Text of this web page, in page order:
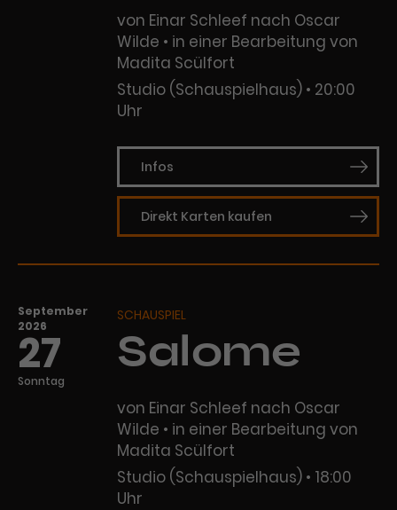
von Einar Schleef nach Oscar
Wilde • in einer Bearbeitung von
Madita Scülfort
Studio (Schauspielhaus)
20:00
Uhr
Infos
Direkt Karten kaufen
September
2026
27
Sonntag
SCHAUSPIEL
Salome
von Einar Schleef nach Oscar
Wilde • in einer Bearbeitung von
Madita Scülfort
Studio (Schauspielhaus)
18:00
Uhr